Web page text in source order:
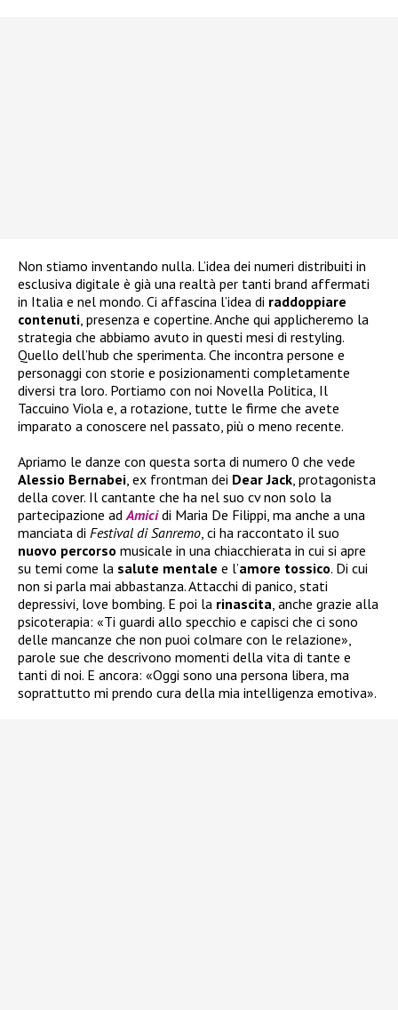
Non stiamo inventando nulla. L’idea dei numeri distribuiti in
esclusiva digitale è già una realtà per tanti brand affermati
in Italia e nel mondo. Ci affascina l’idea di raddoppiare
contenuti , presenza e copertine. Anche qui applicheremo la
strategia che abbiamo avuto in questi mesi di restyling.
Quello dell’hub che sperimenta. Che incontra persone e
personaggi con storie e posizionamenti completamente
diversi tra loro. Portiamo con noi Novella Politica, Il
Taccuino Viola e, a rotazione, tutte le firme che avete
imparato a conoscere nel passato, più o meno recente.
Apriamo le danze con questa sorta di numero 0 che vede
Alessio Bernabei , ex frontman dei Dear Jack , protagonista
della cover. Il cantante che ha nel suo cv non solo la
partecipazione ad Amici di Maria De Filippi, ma anche a una
manciata di Festival di Sanremo , ci ha raccontato il suo
nuovo percorso musicale in una chiacchierata in cui si apre
su temi come la salute mentale e l’amore tossico. Di cui
non si parla mai abbastanza. Attacchi di panico, stati
depressivi, love bombing. E poi la rinascita , anche grazie alla
psicoterapia: «Ti guardi allo specchio e capisci che ci sono
delle mancanze che non puoi colmare con le relazione»,
parole sue che descrivono momenti della vita di tante e
tanti di noi. E ancora: «Oggi sono una persona libera, ma
soprattutto mi prendo cura della mia intelligenza emotiva».